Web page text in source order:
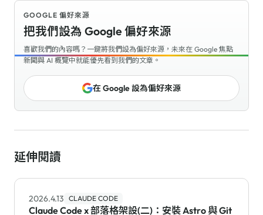
GOOGLE 偏好來源
把我們設為 Google 偏好來源
喜歡我們的內容嗎？一鍵將我們設為偏好來源，未來在 Google 焦點
新聞與 AI 概覽中就能優先看到我們的文章。
在 Google 設為偏好來源
延伸閱讀
2026.4.13 CLAUDE CODE
Claude Code x 部落格架設(二)：安裝 Astro 與 Git